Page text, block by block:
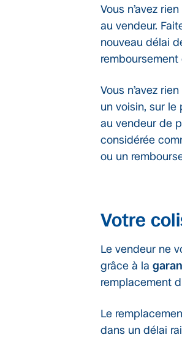
Vous n’avez
au vendeur.
nouveau délai
Vous n’avez
un voisin, sur le
au vendeur de
considérée
ou un
Votre
Le vendeur ne
grâce à la
remplacement
Le
dans un délai